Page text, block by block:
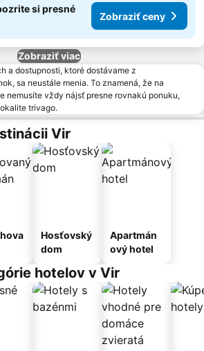
si presné
Zobraziť ceny
Zobraziť viac
a dostupnosti, ktoré dostávame z
sa neustále menia. To znamená, že na
nemusíte vždy nájsť presne rovnakú ponuku,
trivago.
Vir
Hosťovský
dom
Apartmán
ový hotel
hotelov v Vir